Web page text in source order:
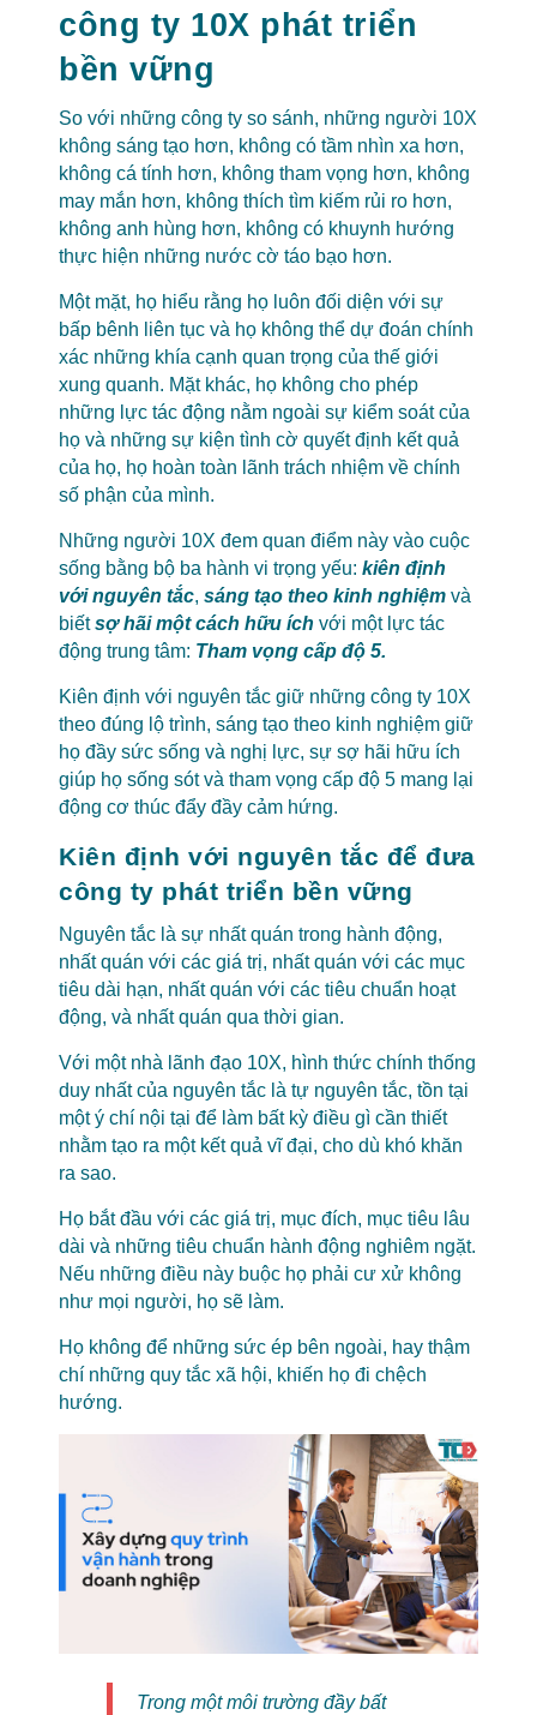
công ty 10X phát triển
bền vững
So với những công ty so sánh, những người 10X
không sáng tạo hơn, không có tầm nhìn xa hơn,
không cá tính hơn, không tham vọng hơn, không
may mắn hơn, không thích tìm kiếm rủi ro hơn,
không anh hùng hơn, không có khuynh hướng
thực hiện những nước cờ táo bạo hơn.
Một mặt, họ hiểu rằng họ luôn đối diện với sự
bấp bênh liên tục và họ không thể dự đoán chính
xác những khía cạnh quan trọng của thế giới
xung quanh. Mặt khác, họ không cho phép
những lực tác động nằm ngoài sự kiểm soát của
họ và những sự kiện tình cờ quyết định kết quả
của họ, họ hoàn toàn lãnh trách nhiệm về chính
số phận của mình.
Những người 10X đem quan điểm này vào cuộc
sống bằng bộ ba hành vi trọng yếu: kiên định
với nguyên tắc, sáng tạo theo kinh nghiệm và
biếtsợ hãi một cách hữu ích với một lực tác
động trung tâm: Tham vọng cấp độ 5.
Kiên định với nguyên tắc giữ những công ty 10X
theo đúng lộ trình, sáng tạo theo kinh nghiệm giữ
họ đầy sức sống và nghị lực, sự sợ hãi hữu ích
giúp họ sống sót và tham vọng cấp độ 5 mang lại
động cơ thúc đẩy đầy cảm hứng.
Kiên định với nguyên tắc để đưa
công ty phát triển bền vững
Nguyên tắc là sự nhất quán trong hành động,
nhất quán với các giá trị, nhất quán với các mục
tiêu dài hạn, nhất quán với các tiêu chuẩn hoạt
động, và nhất quán qua thời gian.
Với một nhà lãnh đạo 10X, hình thức chính thống
duy nhất của nguyên tắc là tự nguyên tắc, tồn tại
một ý chí nội tại để làm bất kỳ điều gì cần thiết
nhằm tạo ra một kết quả vĩ đại, cho dù khó khăn
ra sao.
Họ bắt đầu với các giá trị, mục đích, mục tiêu lâu
dài và những tiêu chuẩn hành động nghiêm ngặt.
Nếu những điều này buộc họ phải cư xử không
như mọi người, họ sẽ làm.
Họ không để những sức ép bên ngoài, hay thậm
chí những quy tắc xã hội, khiến họ đi chệch
hướng.
Trong một môi trường đầy bất